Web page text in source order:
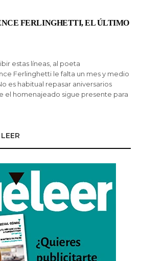
FERLINGHETTI, EL ÚLTIMO
estas líneas, al poeta
Ferlinghetti le falta un mes y medio
es habitual repasar aniversarios
el homenajeado sigue presente para